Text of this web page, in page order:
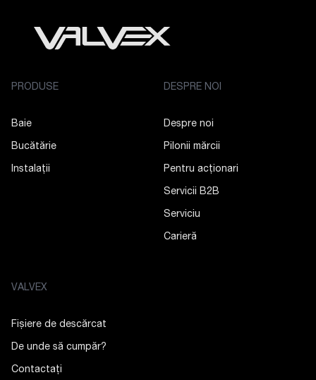
PRODUSE
Baie
Bucătărie
Instalații
DESPRE NOI
Despre noi
Pilonii mărcii
Pentru acționari
Servicii B2B
Serviciu
Carieră
VALVEX
Fișiere de descărcat
De unde să cumpăr?
Contactaţi